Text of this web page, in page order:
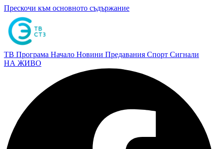
Прескочи към основното съдържание
ТВ Програма Начало Новини Предавания Спорт Сигнали
НА ЖИВО